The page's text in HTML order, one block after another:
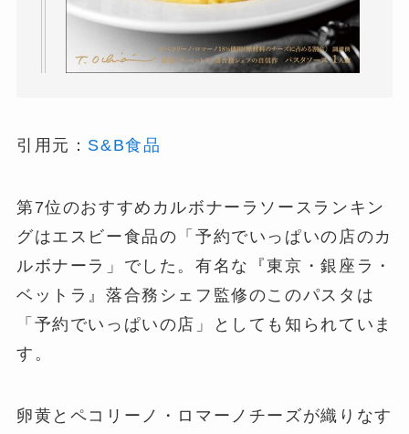
引用元： S&B食品
第7位のおすすめカルボナーラソースランキン
グはエスビー食品の「予約でいっぱいの店のカ
ルボナーラ」でした。有名な『東京・銀座ラ・
ベットラ』落合務シェフ監修のこのパスタは
「予約でいっぱいの店」としても知られていま
す。
卵黄とペコリーノ・ロマーノチーズが織りなす